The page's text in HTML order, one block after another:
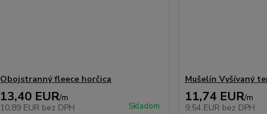
Obojstranný fleece horčica
13,40 EUR/m
10,89 EUR bez DPH Skladom
Mušelín Vyšívaný
11,74 EUR/m
9,54 EUR bez DPH